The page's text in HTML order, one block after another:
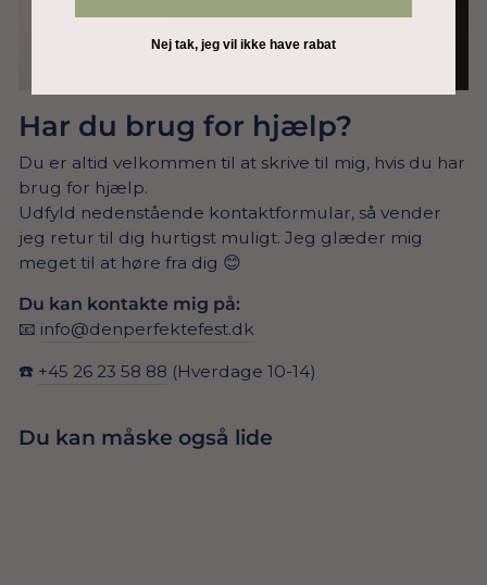
Har du brug for hjælp?
Du er altid velkommen til at skrive til mig, hvis du har
brug for hjælp.
Udfyld nedenstående kontaktformular, så vender
jeg retur til dig hurtigst muligt. Jeg glæder mig
meget til at høre fra dig 😊
Du kan kontakte mig på:
📧 info@denperfektefest.dk
☎️ +45 26 23 58 88 (Hverdage 10-14)
Du kan måske også lide
Nej tak, jeg vil ikke have rabat